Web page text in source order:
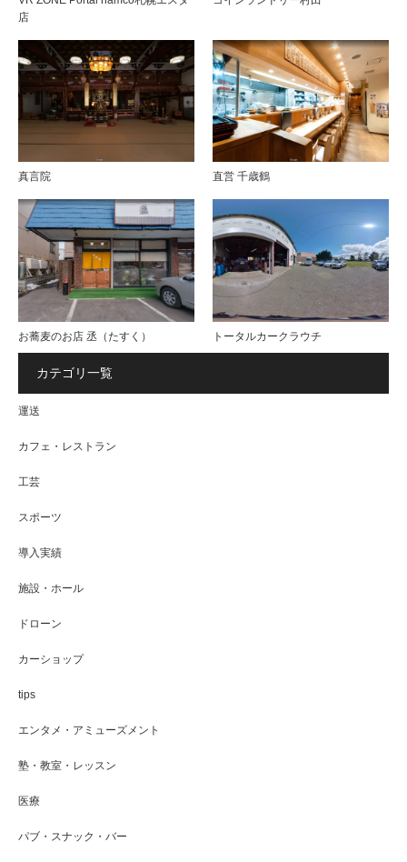
店
真言院 直営 千歳鶴
お蕎麦のお店 丞（たすく） トータルカークラウチ
カテゴリ一覧
運送
カフェ・レストラン
工芸
スポーツ
導入実績
施設・ホール
ドローン
カーショップ
tips
エンタメ・アミューズメント
塾・教室・レッスン
医療
パブ・スナック・バー